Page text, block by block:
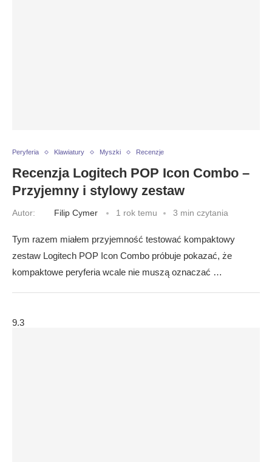
Peryferia Klawiatury Myszki Recenzje
Recenzja Logitech POP Icon Combo –
Przyjemny i stylowy zestaw
Autor: Filip Cymer 1 rok temu 3 min czytania
Tym razem miałem przyjemność testować kompaktowy
zestaw Logitech POP Icon Combo próbuje pokazać, że
kompaktowe peryferia wcale nie muszą oznaczać …
9.3